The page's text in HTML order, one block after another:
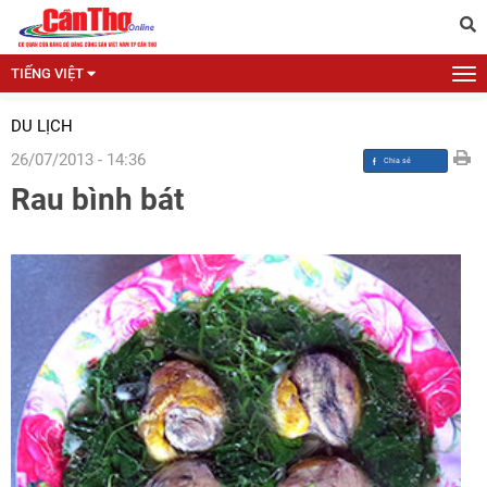
TIẾNG VIỆT
DU LỊCH
26/07/2013 - 14:36
Rau bình bát